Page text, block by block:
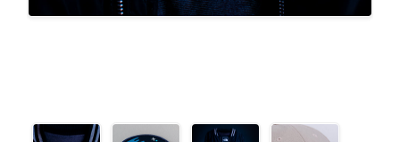
Gorras y Bufandas